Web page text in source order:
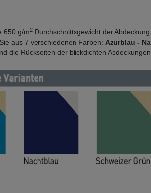
650 g/m2 Durchschnittsgewicht der
aus 7 verschiedenen Farben: Azurblau -
die Rückseiten der blickdichten